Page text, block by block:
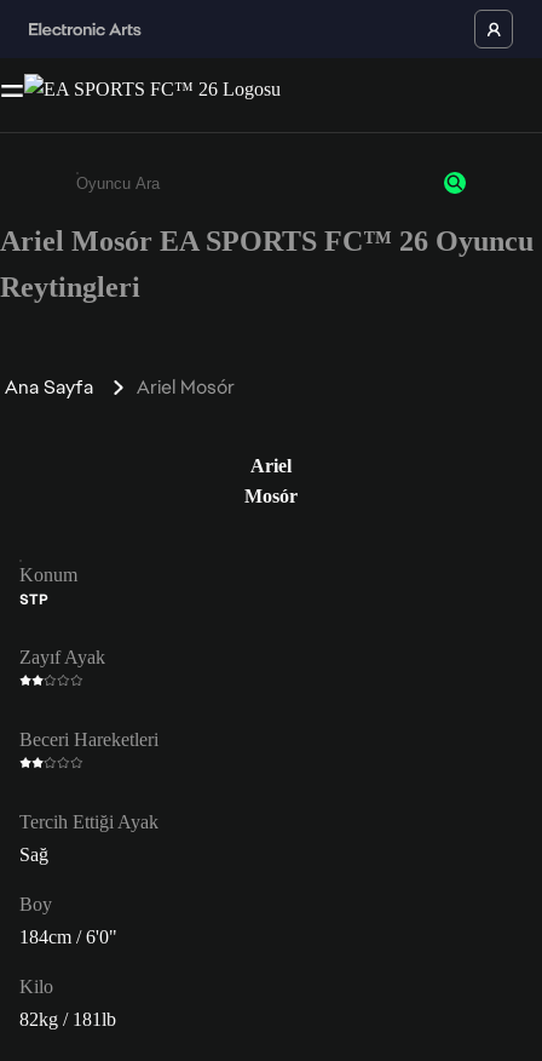
Enter a minimum of 3 characters or numbers
Ariel Mosór EA SPORTS FC™ 26 Oyuncu
Reytingleri
Ana Sayfa Ariel Mosór
Ariel
Mosór
Konum
STP
Zayıf Ayak
Beceri Hareketleri
Tercih Ettiği Ayak
Sağ
Boy
184cm / 6'0"
Kilo
82kg / 181lb